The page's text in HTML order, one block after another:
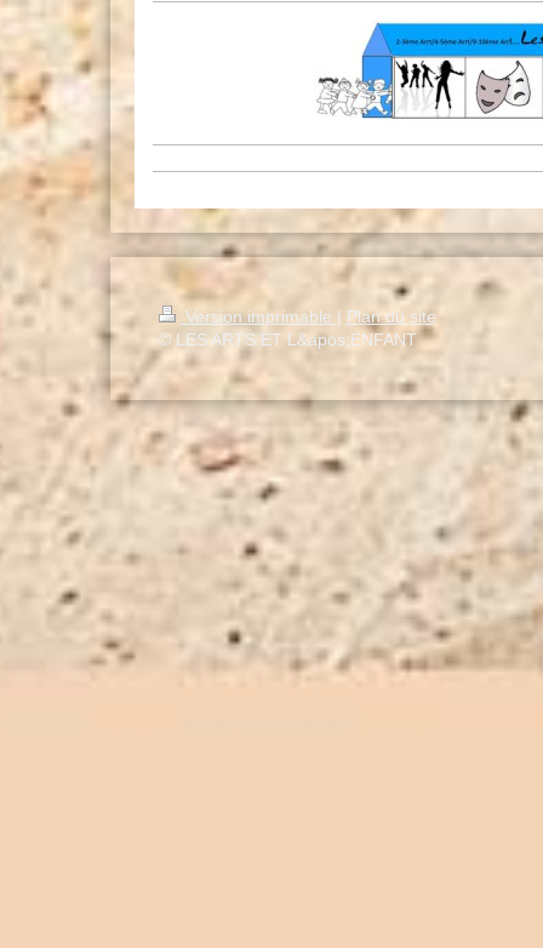
Version imprimable | Plan du site
© LES ARTS ET L&apos;ENFANT